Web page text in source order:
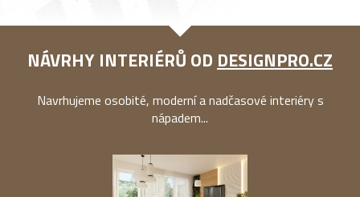
NÁVRHY INTERIÉRŮ OD DESIGNPRO.CZ
Navrhujeme osobité, moderní a nadčasové interiéry s
nápadem...